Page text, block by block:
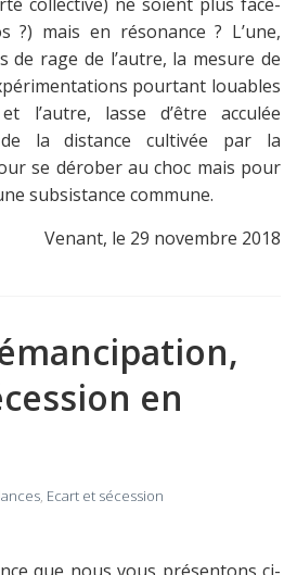
?) mais en résonance ? L’une,
de rage de l’autre, la mesure de
pourtant louables
l’autre, lasse d’être acculée
de la distance cultivée par la
se dérober au choc mais pour
subsistance commune.
Venant, le 29 novembre 2018
en
, Ecart et sécession